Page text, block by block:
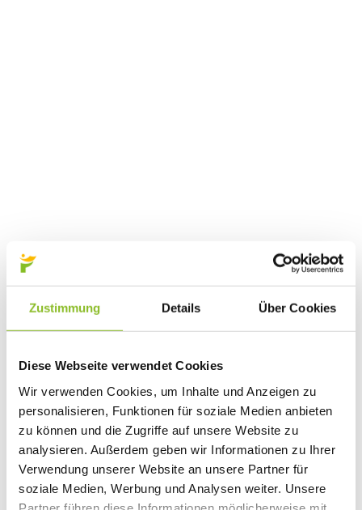
Zustimmung Details Über Cookies
Diese Webseite verwendet Cookies
Wir verwenden Cookies, um Inhalte und Anzeigen zu
personalisieren, Funktionen für soziale Medien anbieten
zu können und die Zugriffe auf unsere Website zu
analysieren. Außerdem geben wir Informationen zu Ihrer
Verwendung unserer Website an unsere Partner für
soziale Medien, Werbung und Analysen weiter. Unsere